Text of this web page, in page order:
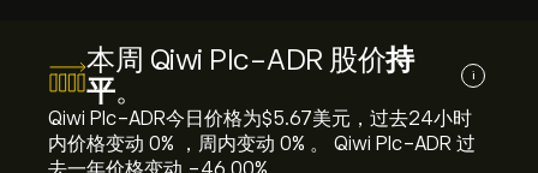
本周 Qiwi Plc-ADR 股价持
平。 i
Qiwi Plc-ADR今日价格为‎$‎5.67美元，过去24小时
内价格变动 ‎0‎% ，周内变动 ‎0‎% 。 Qiwi Plc-ADR 过